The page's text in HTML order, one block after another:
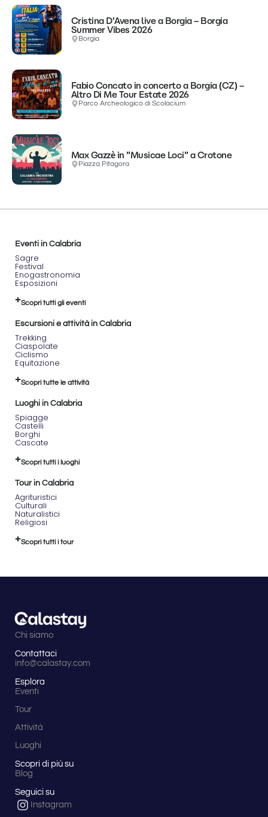
Cristina D'Avena live a Borgia – Borgia
Summer Vibes 2026
Borgia
Fabio Concato in concerto a Borgia (CZ) –
Altro Di Me Tour Estate 2026
Parco Archeologico di Scolacium
Max Gazzè in "Musicae Loci" a Crotone
Piazza Pitagora
Eventi in Calabria
Sagre
Festival
Enogastronomia
Esposizioni
Scopri tutti gli eventi
Escursioni e attività in Calabria
Trekking
Ciaspolate
Ciclismo
Equitazione
Scopri tutte le attività
Luoghi in Calabria
Spiagge
Castelli
Borghi
Cascate
Scopri tutti i luoghi
Tour in Calabria
Agrituristici
Culturali
Naturalistici
Religiosi
Scopri tutti i tour
Chi siamo
Contattaci
info@calastay.com
Esplora
Eventi
Tour
Attività
Luoghi
Scopri di più su
Blog
Seguici su
Instagram